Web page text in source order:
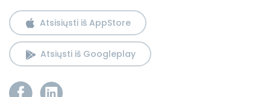
Atsisiųsti iš AppStore
Atsiųsti iš Googleplay